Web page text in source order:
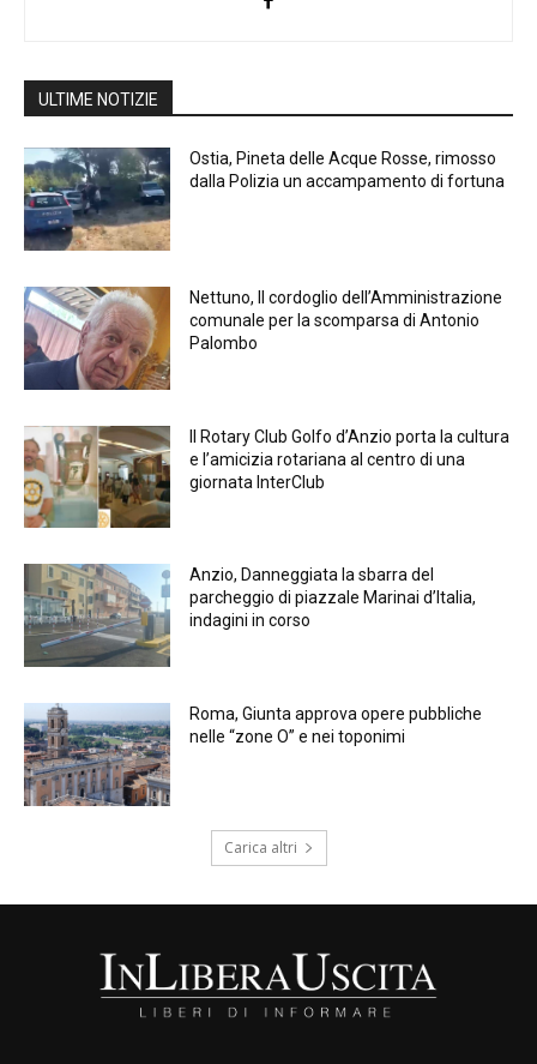
ULTIME NOTIZIE
Ostia, Pineta delle Acque Rosse, rimosso
dalla Polizia un accampamento di fortuna
Nettuno, Il cordoglio dell’Amministrazione
comunale per la scomparsa di Antonio
Palombo
Il Rotary Club Golfo d’Anzio porta la cultura
e l’amicizia rotariana al centro di una
giornata InterClub
Anzio, Danneggiata la sbarra del
parcheggio di piazzale Marinai d’Italia,
indagini in corso
Roma, Giunta approva opere pubbliche
nelle “zone O” e nei toponimi
Carica altri